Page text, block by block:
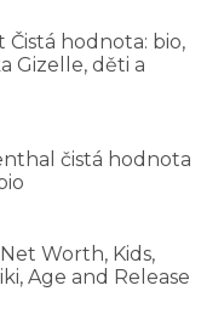
Čistá hodnota: bio,
Gizelle, děti a
čistá hodnota
Worth, Kids,
Age and Release